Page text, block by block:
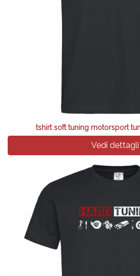
tshirt soft tuning motorsport
Vedi dettagli